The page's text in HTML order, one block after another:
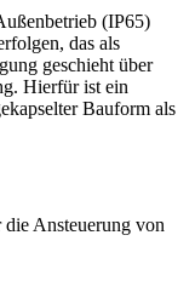
(IP65)
das als
geschieht über
Hierfür ist ein
Bauform als
Ansteuerung von